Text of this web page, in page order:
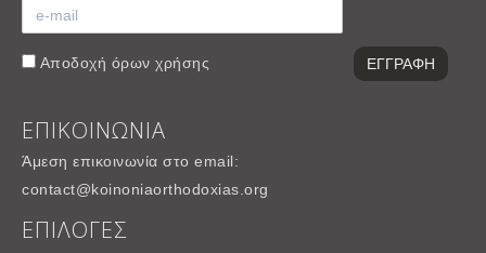
Αποδοχή όρων χρήσης
ΕΠΙΚΟΙΝΩΝΙΑ
Άμεση επικοινωνία στο email:
contact@koinoniaorthodoxias.org
ΕΠΙΛΟΓΕΣ